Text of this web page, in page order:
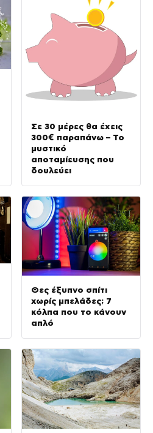
Σε 30 μέρες θα έχεις
300€ παραπάνω – Το
μυστικό
αποταμίευσης που
δουλεύει
Θες έξυπνο σπίτι
χωρίς μπελάδες; 7
κόλπα που το κάνουν
απλό